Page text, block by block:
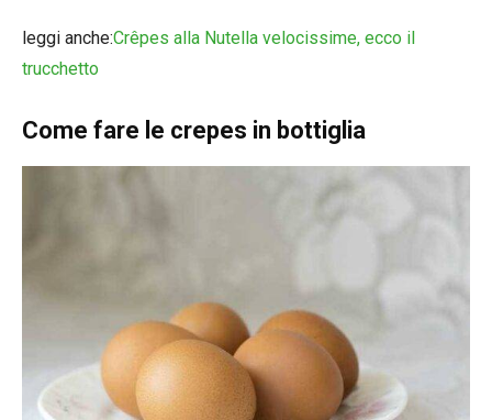
leggi anche:Crêpes alla Nutella velocissime, ecco il
trucchetto
Come fare le crepes in bottiglia